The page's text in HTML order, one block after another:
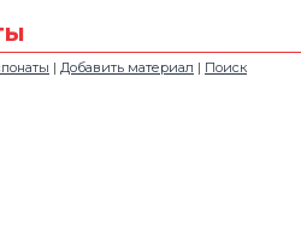
| Добавить материал | Поиск